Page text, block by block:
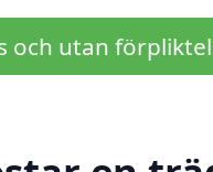
och utan